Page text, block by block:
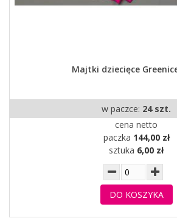
Majtki dziecięce
w paczce: 24 szt.
cena netto
paczka 144,00 zł
sztuka 6,00 zł
DO KOSZYKA